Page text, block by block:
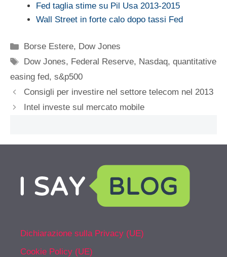
Fed taglia stime su Pil Usa 2013-2015
Wall Street in forte calo dopo tassi Fed
Categorie
Borse Estere, Dow Jones
Tag
Dow Jones, Federal Reserve, Nasdaq,quantitative
easing fed, s&p500
Consigli per investire nel settore telecom nel 2013
Intel investe sul mercato mobile
Dichiarazione sulla Privacy (UE)
Cookie Policy (UE)